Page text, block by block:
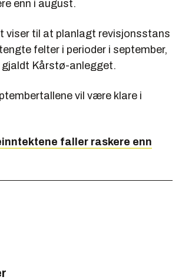
enn i august.
viser til at planlagt revisjonsstans
felter i perioder i september,
Kårstø-anlegget.
vil være klare i
faller raskere enn